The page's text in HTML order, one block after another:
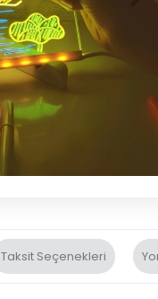
Taksit Seçenekleri